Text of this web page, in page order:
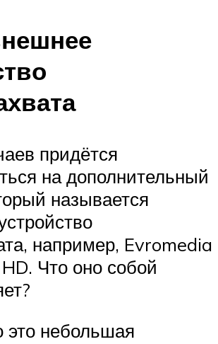
придётся
на дополнительный
называется
например, Evromedia
Что оно собой
это небольшая